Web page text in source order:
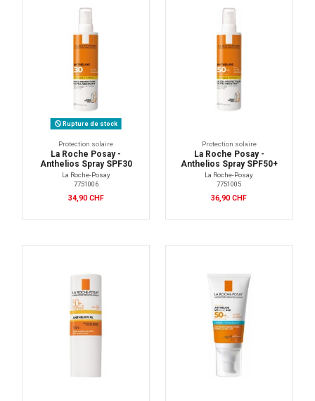
Rupture de stock
Protection solaire
La Roche Posay -
Anthelios Spray SPF30
La Roche-Posay
7751006
34,90 CHF
Protection solaire
La Roche Posay -
Anthelios Spray SPF50+
La Roche-Posay
7751005
36,90 CHF